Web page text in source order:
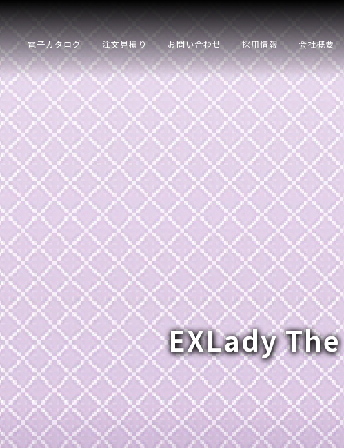
EXLady
電子カタログ 注文見積り お問い合わせ 採用情報 会社概要